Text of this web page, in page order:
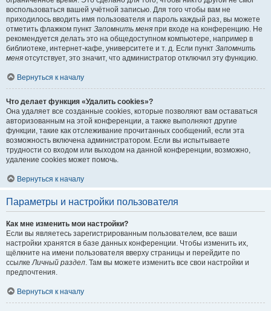
воспользоваться вашей учётной записью. Для того чтобы вам не
приходилось вводить имя пользователя и пароль каждый раз, вы можете
отметить флажком пункт Запомнить меня при входе на конференцию. Не
рекомендуется делать это на общедоступном компьютере, например в
библиотеке, интернет-кафе, университете и т. д. Если пункт Запомнить
меня отсутствует, это значит, что администратор отключил эту функцию.
Вернуться к началу
Что делает функция «Удалить cookies»?
Она удаляет все созданные cookies, которые позволяют вам оставаться
авторизованным на этой конференции, а также выполняют другие
функции, такие как отслеживание прочитанных сообщений, если эта
возможность включена администратором. Если вы испытываете
трудности со входом или выходом на данной конференции, возможно,
удаление cookies может помочь.
Вернуться к началу
Параметры и настройки пользователя
Как мне изменить мои настройки?
Если вы являетесь зарегистрированным пользователем, все ваши
настройки хранятся в базе данных конференции. Чтобы изменить их,
щёлкните на имени пользователя вверху страницы и перейдите по
ссылкеЛичный раздел. Там вы можете изменить все свои настройки и
предпочтения.
Вернуться к началу